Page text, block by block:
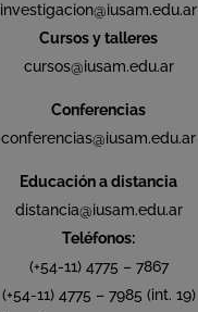
investigacion@iusam.edu.ar
Cursos y talleres
cursos@iusam.edu.ar
Conferencias
conferencias@iusam.edu.ar
Educación a distancia
distancia@iusam.edu.ar
Teléfonos:
(+54-11) 4775 – 7867
(+54-11) 4775 – 7985 (int. 19)